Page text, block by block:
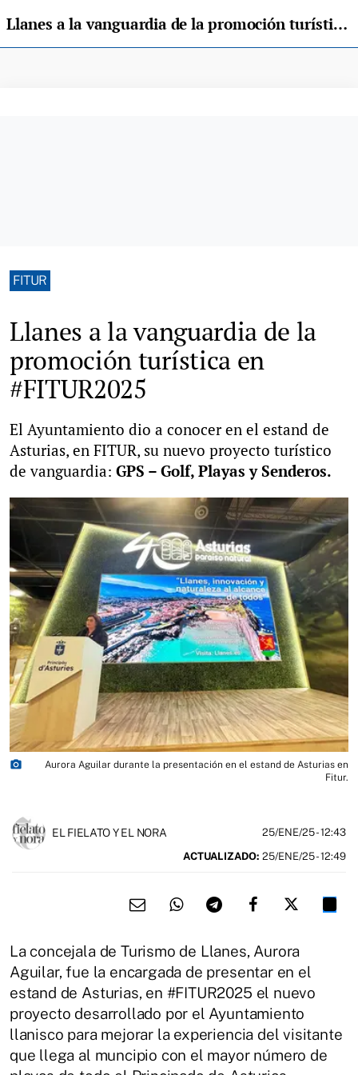
Llanes a la vanguardia de la promoción turística en #FITUR2025
FITUR
Llanes a la vanguardia de la
promoción turística en
#FITUR2025
El Ayuntamiento dio a conocer en el estand de
Asturias, en FITUR, su nuevo proyecto turístico
de vanguardia: GPS – Golf, Playas y Senderos.
photo_camera
Aurora Aguilar durante la presentación en el estand de Asturias en
Fitur.
EL FIELATO Y EL NORA 25/ENE/25- 12:43
ACTUALIZADO: 25/ENE/25 - 12:49
La concejala de Turismo de Llanes, Aurora
Aguilar, fue la encargada de presentar en el
estand de Asturias, en #FITUR2025 el nuevo
proyecto desarrollado por el Ayuntamiento
llanisco para mejorar la experiencia del visitante
que llega al muncipio con el mayor número de